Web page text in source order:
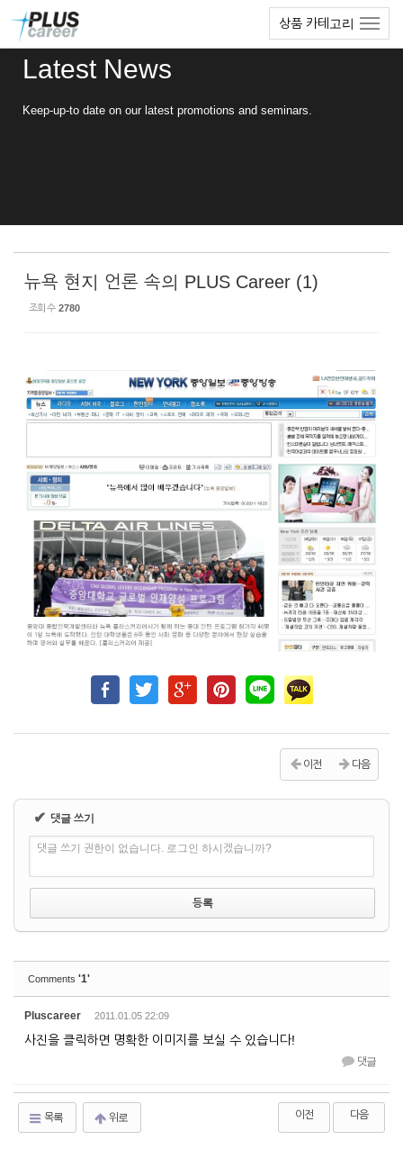
상품 카테고리
Latest News
Keep-up-to date on our latest promotions and seminars.
뉴욕 현지 언론 속의 PLUS Career (1)
조회 수 2780
이전 다음
✔ 댓글 쓰기
댓글 쓰기 권한이 없습니다. 로그인 하시겠습니까?
Comments '1'
Pluscareer 2011.01.05 22:09
사진을 클릭하면 명확한 이미지를 보실 수 있습니다!
댓글
목록 위로 이전 다음